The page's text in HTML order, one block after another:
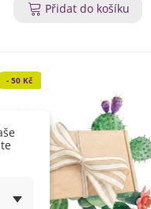
Přidat do košíku
- 50 Kč